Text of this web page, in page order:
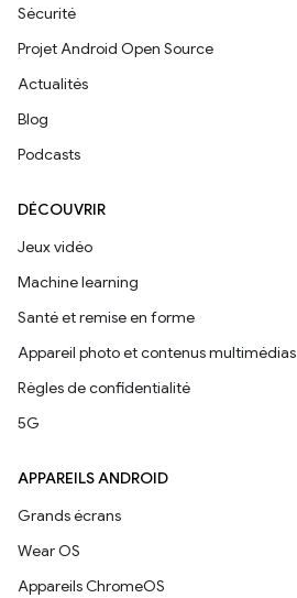
Sécurité
Projet Android Open Source
Actualités
Blog
Podcasts
DÉCOUVRIR
Jeux vidéo
Machine learning
Santé et remise en forme
Appareil photo et contenus multimédias
Règles de confidentialité
5G
APPAREILS ANDROID
Grands écrans
Wear OS
Appareils ChromeOS